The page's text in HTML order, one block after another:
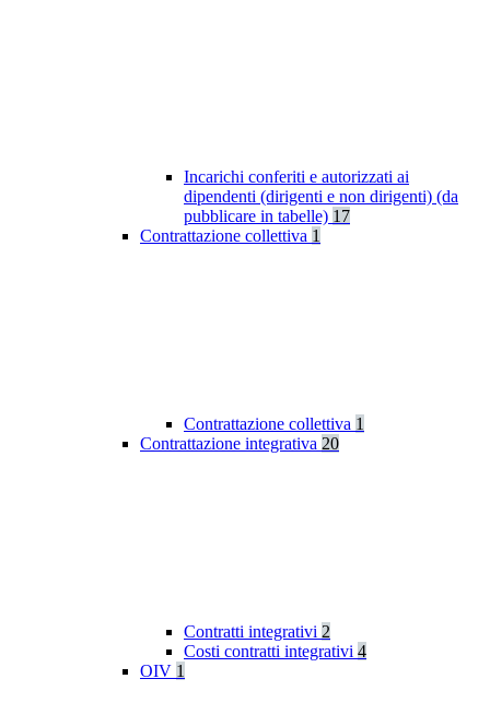
Incarichi conferiti e autorizzati ai
dipendenti (dirigenti e non dirigenti) (da
pubblicare in tabelle) 17
Contrattazione collettiva 1
Contrattazione collettiva 1
Contrattazione integrativa 20
Contratti integrativi 2
Costi contratti integrativi 4
OIV 1